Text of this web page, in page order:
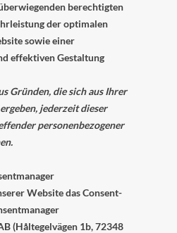
berechtigten
der optimalen
sowie einer
effektiven Gestaltung
Gründen, die sich aus Ihrer
jederzeit dieser
personenbezogener
Website das Consent-
(Håltegelvägen 1b, 72348